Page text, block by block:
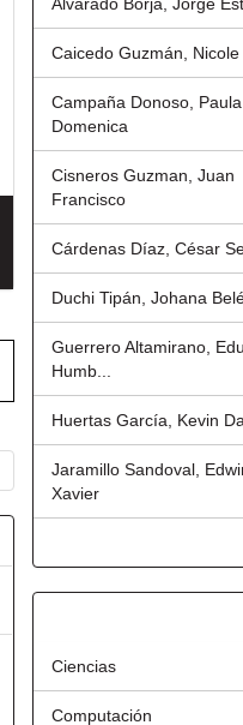
Caicedo Guzmán, Nicole
Campaña Donoso, Paula
Domenica
Cisneros Guzman, Juan
Francisco
Cárdenas Díaz, César
Duchi Tipán, Johana
Guerrero Altamirano,
Humb...
Huertas García, Kevin
Jaramillo Sandoval,
Xavier
Ciencias
Computación